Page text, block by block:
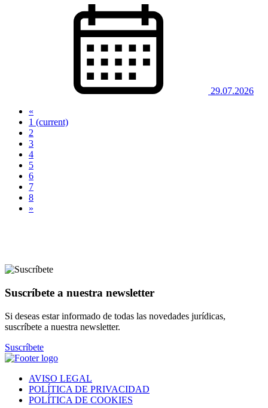
29.07.2026
«
1 (current)
2
3
4
5
6
7
8
»
Suscríbete a nuestra newsletter
Si deseas estar informado de todas las novedades jurídicas,
suscríbete a nuestra newsletter.
Suscríbete
AVISO LEGAL
POLÍTICA DE PRIVACIDAD
POLÍTICA DE COOKIES